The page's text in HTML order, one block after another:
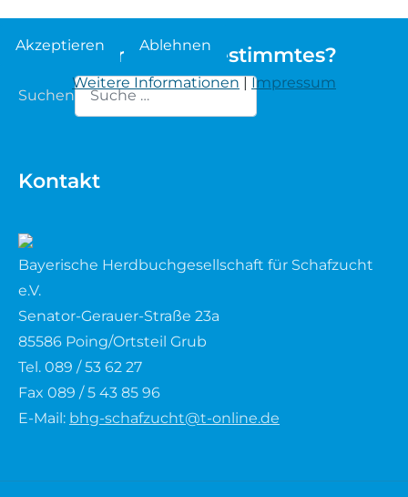
Sie suchen etwas bestimmtes?
Suchen
Kontakt
Bayerische Herdbuchgesellschaft für Schafzucht
e.V.
Senator-Gerauer-Straße 23a
85586 Poing/Ortsteil Grub
Tel. 089 / 53 62 27
Fax 089 / 5 43 85 96
E-Mail: bhg-schafzucht@t-online.de
Akzeptieren Ablehnen
Weitere Informationen|Impressum
Erfassung der Euterreinheit
Soayschaf
Waldschaf
Weiße gehörnte Heidschnucke
Zackelschaf
Herdwick